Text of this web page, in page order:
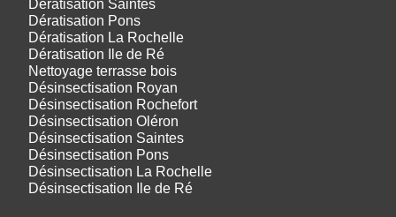
Dératisation Saintes
Dératisation Pons
Dératisation La Rochelle
Dératisation Ile de Ré
Nettoyage terrasse bois
Désinsectisation Royan
Désinsectisation Rochefort
Désinsectisation Oléron
Désinsectisation Saintes
Désinsectisation Pons
Désinsectisation La Rochelle
Désinsectisation Ile de Ré